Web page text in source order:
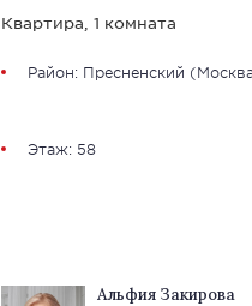
Квартира, 1 комната
Район: Пресненский (
Этаж: 58
Альфия Закирова